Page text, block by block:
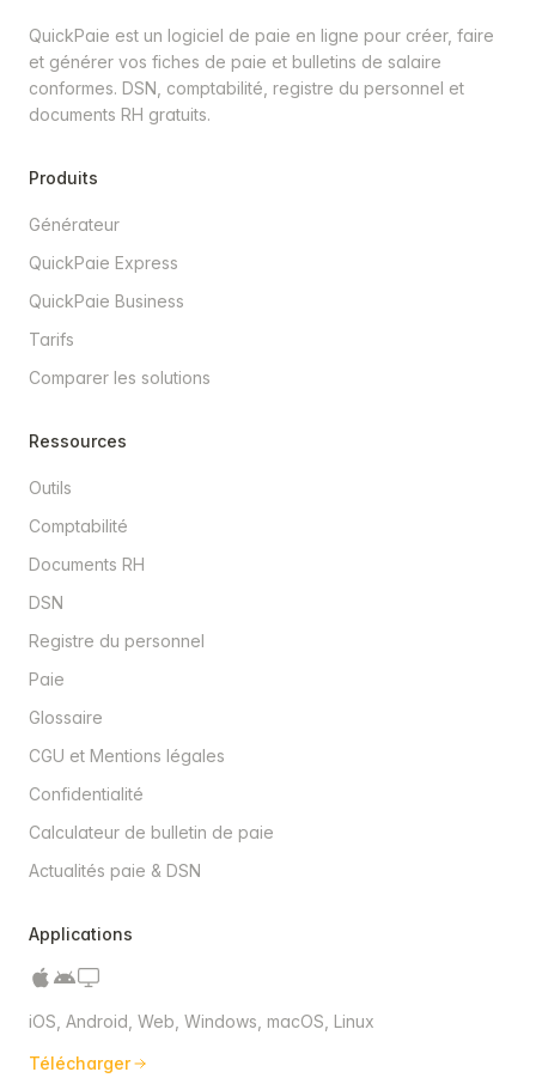
QuickPaie est un logiciel de paie en ligne pour créer, faire
et générer vos fiches de paie et bulletins de salaire
conformes. DSN, comptabilité, registre du personnel et
documents RH gratuits.
Produits
Générateur
QuickPaie Express
QuickPaie Business
Tarifs
Comparer les solutions
Ressources
Outils
Comptabilité
Documents RH
DSN
Registre du personnel
Paie
Glossaire
CGU et Mentions légales
Confidentialité
Calculateur de bulletin de paie
Actualités paie & DSN
Applications
iOS, Android, Web, Windows, macOS, Linux
Télécharger